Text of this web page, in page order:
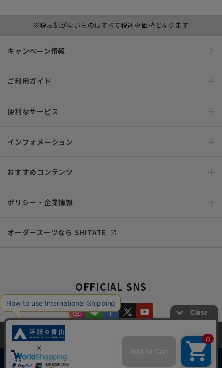
※税表記がないものはすべて税込み価格となります
キャンペーン情報
ご利用ガイド
便利なサービス
インフォメーション
おすすめコンテンツ
ポリシー・企業情報
オーダースーツなら SHITATE
OFFICIAL SNS
当サイトでは、快適な閲覧体験とコンテンツ改善のためにCookieを使用
しています。閲覧を続けることで、Cookieの使用に同意したものとみな